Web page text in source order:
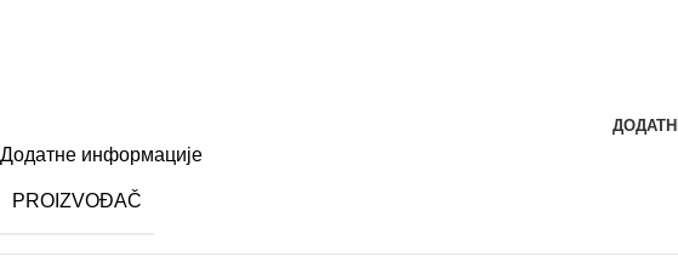
Додатне информације
PROIZVOĐAČ